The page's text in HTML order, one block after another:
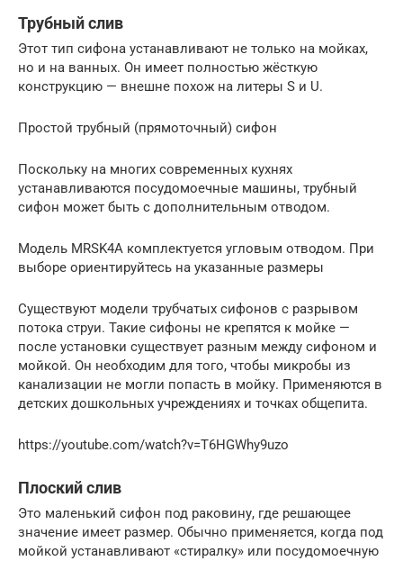
Трубный слив
Этот тип сифона устанавливают не только на мойках,
но и на ванных. Он имеет полностью жёсткую
конструкцию — внешне похож на литеры S и U.
Простой трубный (прямоточный) сифон
Поскольку на многих современных кухнях
устанавливаются посудомоечные машины, трубный
сифон может быть с дополнительным отводом.
Модель MRSK4A комплектуется угловым отводом. При
выборе ориентируйтесь на указанные размеры
Существуют модели трубчатых сифонов с разрывом
потока струи. Такие сифоны не крепятся к мойке —
после установки существует разным между сифоном и
мойкой. Он необходим для того, чтобы микробы из
канализации не могли попасть в мойку. Применяются в
детских дошкольных учреждениях и точках общепита.
https://youtube.com/watch?v=T6HGWhy9uzo
Плоский слив
Это маленький сифон под раковину, где решающее
значение имеет размер. Обычно применяется, когда под
мойкой устанавливают «стиралку» или посудомоечную